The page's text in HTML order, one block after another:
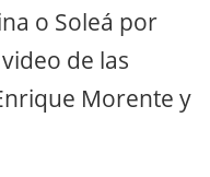
o Soleá por
de las
Morente y